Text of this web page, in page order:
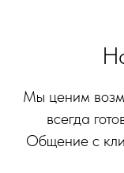
Мы ценим
всегда
Общение с